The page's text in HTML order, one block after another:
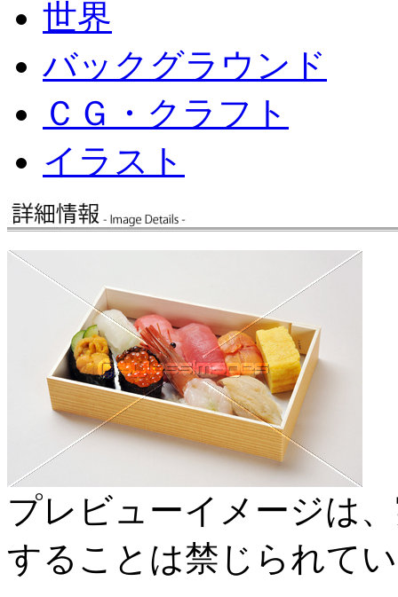
世界
バックグラウンド
ＣＧ・クラフト
イラスト
プレビューイメージは
することは禁じられて